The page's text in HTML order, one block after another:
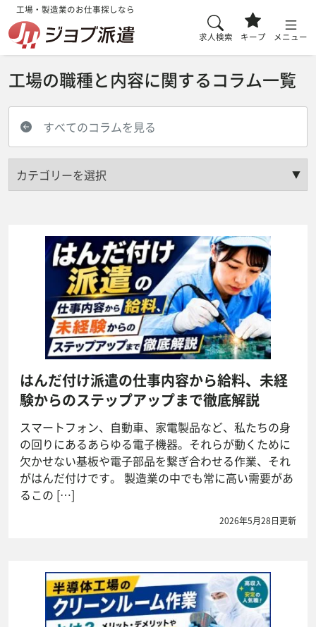
工場・製造業のお仕事探しなら
求人検索 キープ メニュー
工場の職種と内容に関するコラム一覧
すべてのコラムを見る
はんだ付け派遣の仕事内容から給料、未経
験からのステップアップまで徹底解説
スマートフォン、自動車、家電製品など、私たちの身
の回りにあるあらゆる電子機器。それらが動くために
欠かせない基板や電子部品を繋ぎ合わせる作業、それ
がはんだ付けです。 製造業の中でも常に高い需要があ
るこの […]
2026年5月28日更新